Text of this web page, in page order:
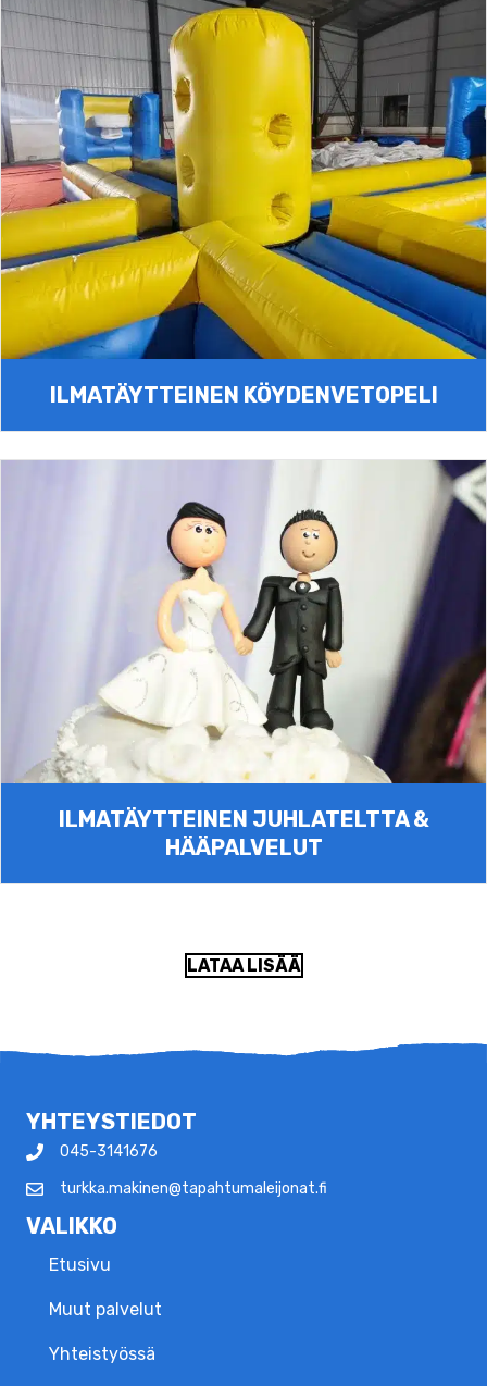
ILMATÄYTTEINEN KÖYDENVETOPELI
ILMATÄYTTEINEN JUHLATELTTA &
HÄÄPALVELUT
LATAA LISÄÄ
YHTEYSTIEDOT
045-3141676
turkka.makinen@tapahtumaleijonat.fi
VALIKKO
Etusivu
Muut palvelut
Yhteistyössä